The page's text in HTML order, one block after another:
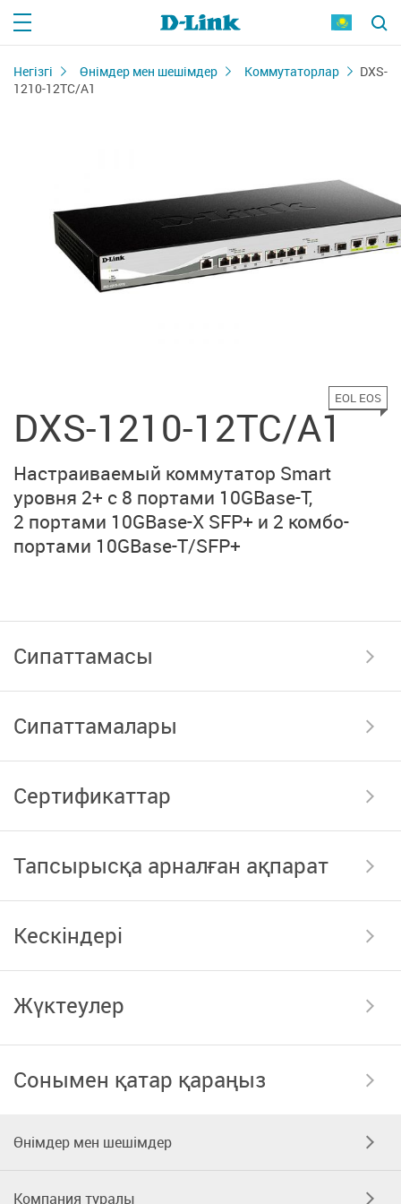
Негізгі Өнімдер мен шешімдер Коммутаторлар
DXS-
1210-12TC/A1
DXS-1210-12TC/A1
EOL EOS
Настраиваемый коммутатор Smart
уровня 2+ с 8 портами 10GBase-T,
2 портами 10GBase-X SFP+ и 2 комбо-
портами 10GBase-T/SFP+
Сипаттамасы
Сипаттамалары
Сертификаттар
Тапсырысқа арналған ақпарат
Кескіндері
Жүктеулер
Сонымен қатар қараңыз
Өнімдер мен шешімдер
Компания туралы